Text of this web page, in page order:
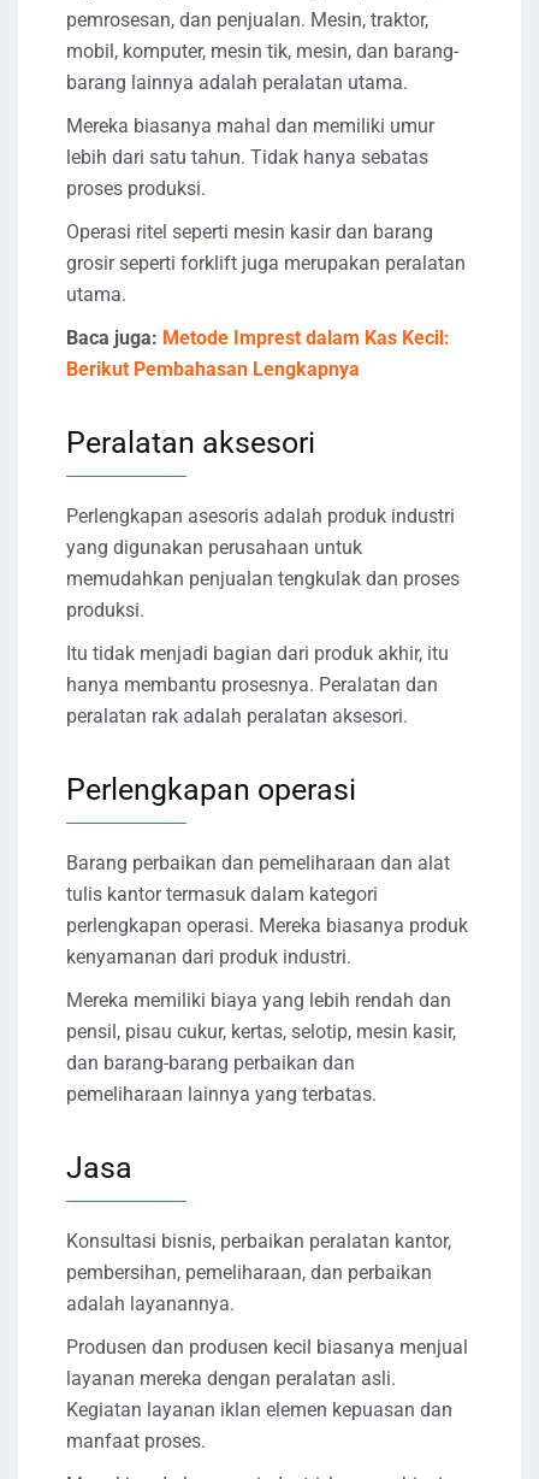
pemrosesan, dan penjualan. Mesin, traktor,
mobil, komputer, mesin tik, mesin, dan barang-
barang lainnya adalah peralatan utama.
Mereka biasanya mahal dan memiliki umur
lebih dari satu tahun. Tidak hanya sebatas
proses produksi.
Operasi ritel seperti mesin kasir dan barang
grosir seperti forklift juga merupakan peralatan
utama.
Baca juga: Metode Imprest dalam Kas Kecil:
Berikut Pembahasan Lengkapnya
Peralatan aksesori
Perlengkapan asesoris adalah produk industri
yang digunakan perusahaan untuk
memudahkan penjualan tengkulak dan proses
produksi.
Itu tidak menjadi bagian dari produk akhir, itu
hanya membantu prosesnya. Peralatan dan
peralatan rak adalah peralatan aksesori.
Perlengkapan operasi
Barang perbaikan dan pemeliharaan dan alat
tulis kantor termasuk dalam kategori
perlengkapan operasi. Mereka biasanya produk
kenyamanan dari produk industri.
Mereka memiliki biaya yang lebih rendah dan
pensil, pisau cukur, kertas, selotip, mesin kasir,
dan barang-barang perbaikan dan
pemeliharaan lainnya yang terbatas.
Jasa
Konsultasi bisnis, perbaikan peralatan kantor,
pembersihan, pemeliharaan, dan perbaikan
adalah layanannya.
Produsen dan produsen kecil biasanya menjual
layanan mereka dengan peralatan asli.
Kegiatan layanan iklan elemen kepuasan dan
manfaat proses.